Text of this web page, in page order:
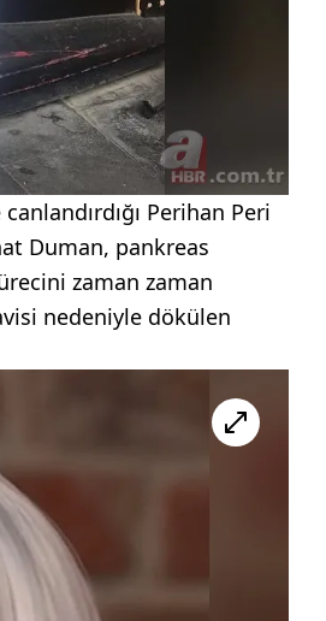
Perihan Peri
Duman, pankreas
zaman zaman
nedeniyle dökülen